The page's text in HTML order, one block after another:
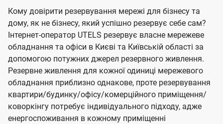
Кому довірити резервування мережі для бізнесу та
дому, як не бізнесу, який успішно резервує себе сам?
Інтернет-оператор UTELS резервує власне мережеве
обладнання та офіси в Києві та Київській області за
допомогою потужних джерел резервного живлення.
Резервне живлення для кожної одиниці мережевого
обладнання приблизно однакове, проте резервування
квартири/будинку/офісу/комерційного приміщення/
коворкінгу потребує індивідуального підходу, адже
енергоспоживання в кожному приміщенні